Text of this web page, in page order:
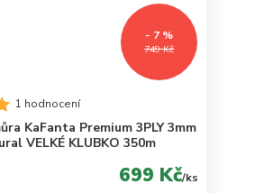
749 Kč
- 7 %
1 hodnocení
KaFanta Premium 3PLY 3mm
VELKÉ KLUBKO 350m
699 Kč/ks